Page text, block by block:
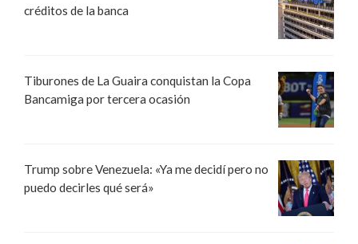
créditos de la banca
Tiburones de La Guaira conquistan la Copa
Bancamiga por tercera ocasión
Trump sobre Venezuela: «Ya me decidí pero no
puedo decirles qué será»